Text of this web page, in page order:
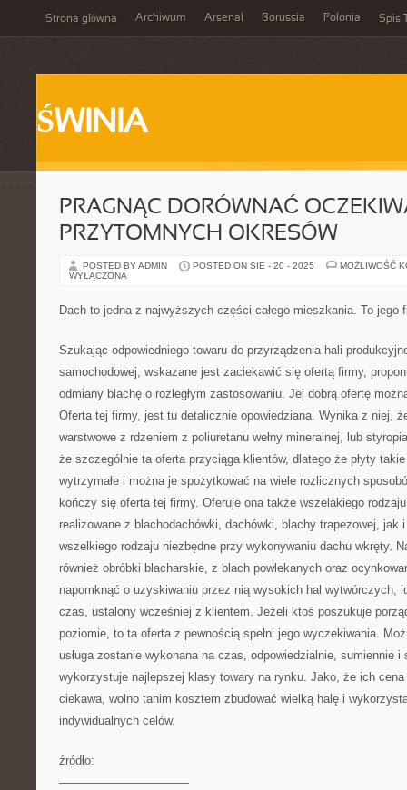
Strona główna Archiwum Arsenal Borussia Polonia Spis
ŚWINIA
PRAGNĄC DORÓWNAĆ
PRZYTOMNYCH OKRESÓW
POSTED BY ADMIN POSTED ON SIE - 20 - 2025
MOŻLIWOŚĆ
WYŁĄCZONA
Dach to jedna z najwyższych części całego mieszkania. To jego
Szukając odpowiedniego towaru do przyrządzenia hali
samochodowej, wskazane jest zaciekawić się ofertą firmy,
odmiany blachę o rozległym zastosowaniu. Jej dobrą ofertę
Oferta tej firmy, jest tu detalicznie opowiedziana. Wynika z niej,
warstwowe z rdzeniem z poliuretanu wełny mineralnej, lub
że szczególnie ta oferta przyciąga klientów, dlatego że płyty
wytrzymałe i można je spożytkować na wiele rozlicznych
kończy się oferta tej firmy. Oferuje ona także wszelakiego
realizowane z blachodachówki, dachówki, blachy trapezowej, jak
wszelkiego rodzaju niezbędne przy wykonywaniu dachu wkręty.
również obróbki blacharskie, z blach powlekanych oraz
napomknąć o uzyskiwaniu przez nią wysokich hal wytwórczych,
czas, ustalony wcześniej z klientem. Jeżeli ktoś poszukuje
poziomie, to ta oferta z pewnością spełni jego wyczekiwania.
usługa zostanie wykonana na czas, odpowiedzialnie, sumiennie
wykorzystuje najlepszej klasy towary na rynku. Jako, że ich cena
ciekawa, wolno tanim kosztem zbudować wielką halę i
indywidualnych celów.
źródło:
———————————